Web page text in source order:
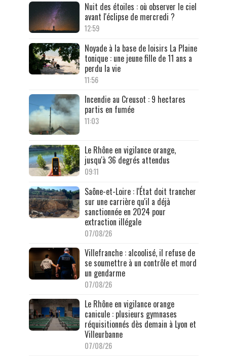
Nuit des étoiles : où observer le ciel
avant l'éclipse de mercredi ?
12:59
Noyade à la base de loisirs La Plaine
tonique : une jeune fille de 11 ans a
perdu la vie
11:56
Incendie au Creusot : 9 hectares
partis en fumée
11:03
Le Rhône en vigilance orange,
jusqu'à 36 degrés attendus
09:11
Saône-et-Loire : l'État doit trancher
sur une carrière qu'il a déjà
sanctionnée en 2024 pour
extraction illégale
07/08/26
Villefranche : alcoolisé, il refuse de
se soumettre à un contrôle et mord
un gendarme
07/08/26
Le Rhône en vigilance orange
canicule : plusieurs gymnases
réquisitionnés dès demain à Lyon et
Villeurbanne
07/08/26